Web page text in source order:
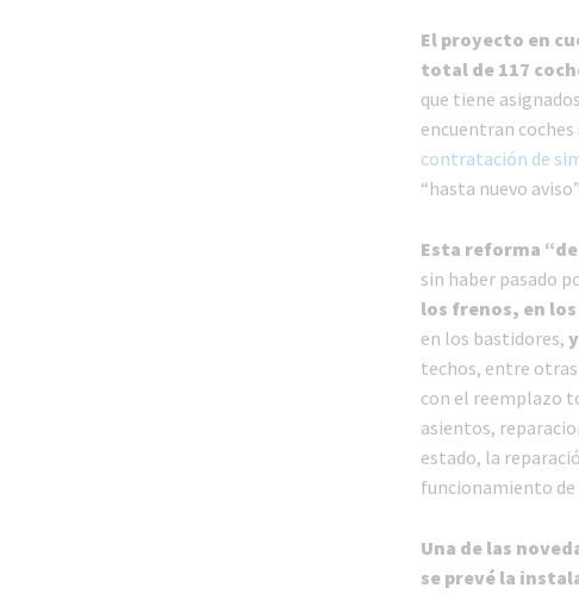
El proyecto en
total de 117
que tiene
encuentran
contratación de
“hasta nuevo
Esta reforma
sin haber pasado
los frenos, en
en los bastidores,
techos, entre
con el reemplazo
asientos,
estado, la
funcionamiento
Una de las
se prevé la